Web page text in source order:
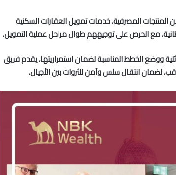
المصرفية، خدمات تمويل العقارات السكنية
مع الحرص على توجيههم طوال مراحل عملية التمويل.
ووضع الخطط المناسبة لضمان استمراريتها، يقدم فريق
لضمان انتقال سلس وآمن للثروات بين الأجيال.